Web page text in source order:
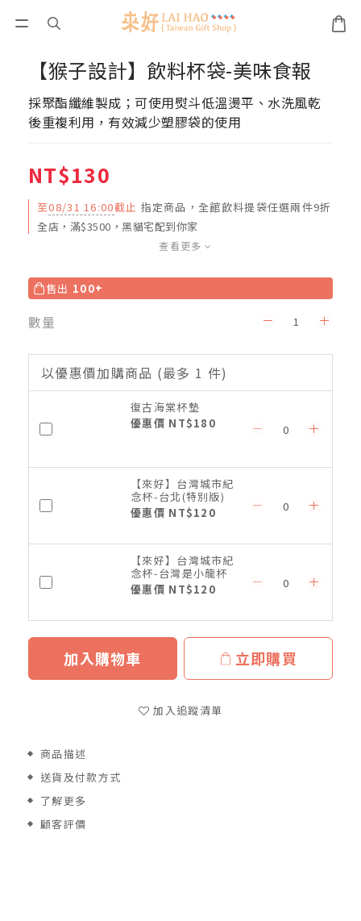
【猴子設計】飲料杯袋-美味食報
採聚酯纖維製成；可使用熨斗低溫燙平、水洗風乾
後重複利用，有效減少塑膠袋的使用
NT$130
至08/31 16:00截止 指定商品，全館飲料提袋任選兩件9折
全店，滿$3500，黑貓宅配到你家
查看更多
售出 100+
數量
以優惠價加購商品 (最多 1 件)
復古海棠杯墊
優惠價 NT$180
【來好】台灣城市紀
念杯-台北(特別版)
優惠價 NT$120
【來好】台灣城市紀
念杯-台灣是小龍杯
優惠價 NT$120
加入購物車 立即購買
加入追蹤清單
商品描述
送貨及付款方式
了解更多
顧客評價